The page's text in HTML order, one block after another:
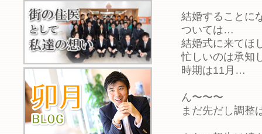
結婚することに
ついては…
結婚式に来てほ
忙しいのは承知
時期は11月…
ん〜〜〜
まだ先だし調整